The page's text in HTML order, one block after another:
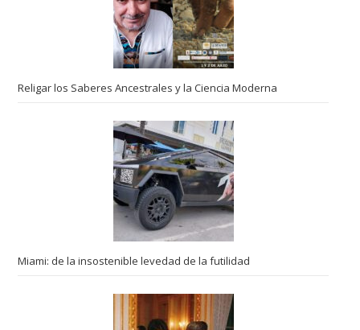
Religar los Saberes Ancestrales y la Ciencia Moderna
Miami: de la insostenible levedad de la futilidad